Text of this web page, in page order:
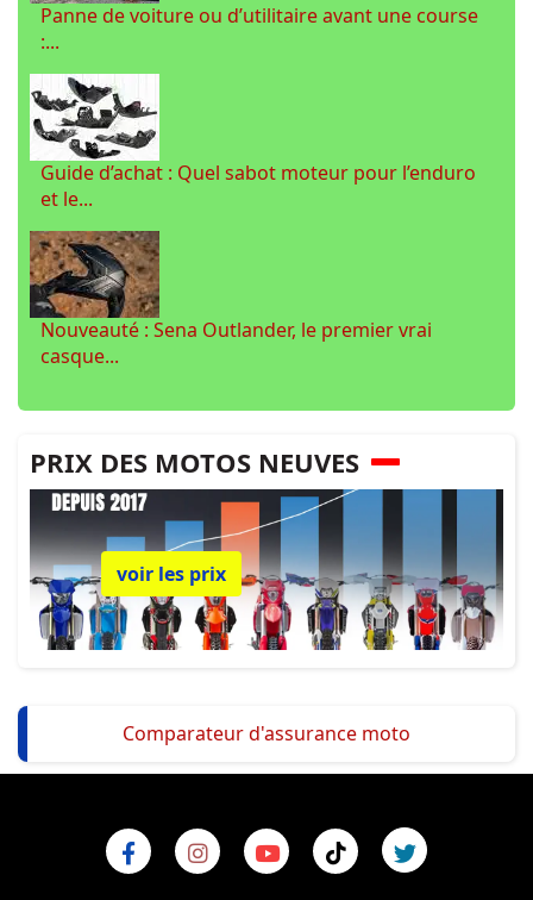
Panne de voiture ou d’utilitaire avant une course
:...
Guide d’achat : Quel sabot moteur pour l’enduro
et le...
Nouveauté : Sena Outlander, le premier vrai
casque...
PRIX DES MOTOS NEUVES
voir les prix
Comparateur d'assurance moto